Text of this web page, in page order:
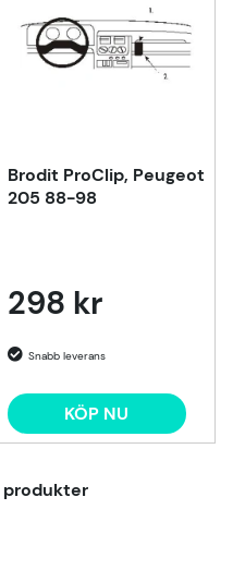
Brodit ProClip, Peugeot
205 88-98
298 kr
KÖP NU
produkter